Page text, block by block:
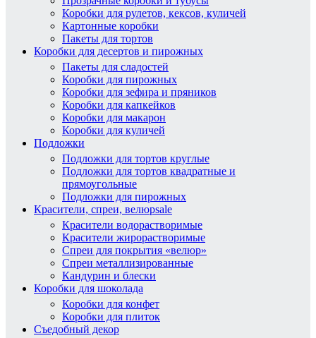
Коробки для рулетов, кексов, куличей
Картонные коробки
Пакеты для тортов
Коробки для десертов и пирожных
Пакеты для сладостей
Коробки для пирожных
Коробки для зефира и пряников
Коробки для капкейков
Коробки для макарон
Коробки для куличей
Подложки
Подложки для тортов круглые
Подложки для тортов квадратные и
прямоугольные
Подложки для пирожных
Красители, спреи, велюрsale
Красители водорастворимые
Красители жирорастворимые
Спреи для покрытия «велюр»
Спреи металлизированные
Кандурин и блески
Коробки для шоколада
Коробки для конфет
Коробки для плиток
Съедобный декор